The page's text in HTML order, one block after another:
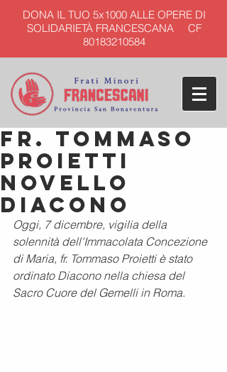
DONA IL TUO 5x1000 ALLE OPERE DI
SOLIDARIETÀ FRANCESCANA CF
80183210584
Fr. Tommaso
Proietti
novello
Diacono
Oggi, 7 dicembre, vigilia della
solennità dell'Immacolata Concezione
di Maria, fr. Tommaso Proietti è stato
ordinato Diacono nella chiesa del
Sacro Cuore del Gemelli in Roma.